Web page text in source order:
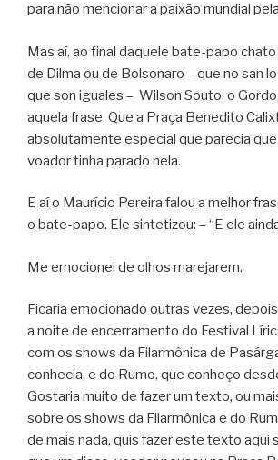
para não mencionar a paixão mundial
Mas aí, ao final daquele bate-papo
de Dilma ou de Bolsonaro – que no san
que son iguales – Wilson Souto, o
aquela frase. Que a Praça Benedito
absolutamente especial que parecia
voador tinha parado nela.
E aí o Maurício Pereira falou a melhor
o bate-papo. Ele sintetizou: – “E ele
Me emocionei de olhos marejarem.
Ficaria emocionado outras vezes,
a noite de encerramento do Festival
com os shows da Filarmônica de
conhecia, e do Rumo, que conheço
Gostaria muito de fazer um texto, ou
sobre os shows da Filarmônica e do
de mais nada, quis fazer este texto aqui